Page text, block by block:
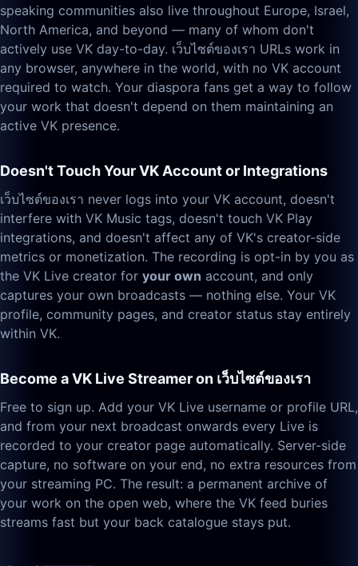
speaking communities also live throughout Europe, Israel,
North America, and beyond — many of whom don't
actively use VK day-to-day. เว็บไซต์ของเรา URLs work in
any browser, anywhere in the world, with no VK account
required to watch. Your diaspora fans get a way to follow
your work that doesn't depend on them maintaining an
active VK presence.
Doesn't Touch Your VK Account or Integrations
เว็บไซต์ของเรา never logs into your VK account, doesn't
interfere with VK Music tags, doesn't touch VK Play
integrations, and doesn't affect any of VK's creator-side
metrics or monetization. The recording is opt-in by you as
the VK Live creator for your own account, and only
captures your own broadcasts — nothing else. Your VK
profile, community pages, and creator status stay entirely
within VK.
Become a VK Live Streamer on เว็บไซต์ของเรา
Free to sign up. Add your VK Live username or profile URL,
and from your next broadcast onwards every Live is
recorded to your creator page automatically. Server-side
capture, no software on your end, no extra resources from
your streaming PC. The result: a permanent archive of
your work on the open web, where the VK feed buries
streams fast but your back catalogue stays put.